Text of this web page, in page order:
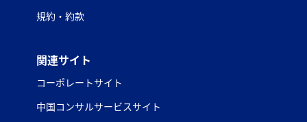
規約・約款
関連サイト
コーポレートサイト
中国コンサルサービスサイト